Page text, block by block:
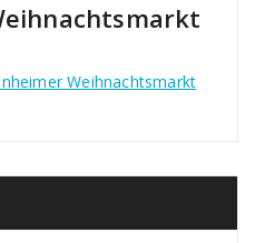
Weihnachtsmarkt